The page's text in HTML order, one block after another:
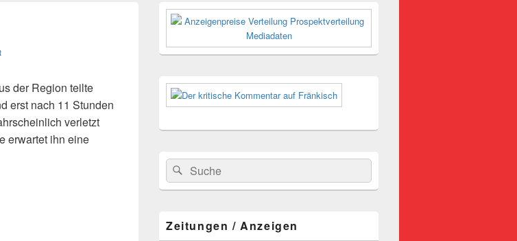
der Region teilte
erst nach 11 Stunden
verletzt
erwartet ihn eine
Primärer
Seitenleisten-
Suchen
nach:
Suchen
Zeitungen / Anzeigen